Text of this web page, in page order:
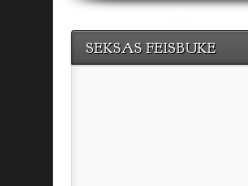
SEKSAS FEISBUKE